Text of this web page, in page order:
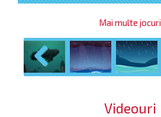
Mai multe jocuri
Previous
Videouri